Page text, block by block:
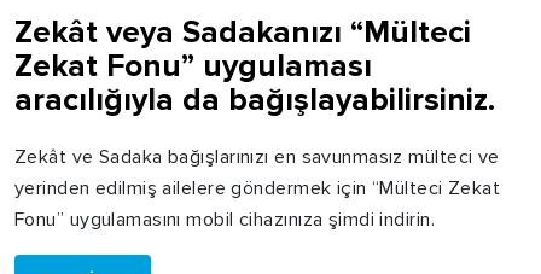
Zekât veya Sadakanızı “Mülteci
Zekat Fonu” uygulaması
aracılığıyla da bağışlayabilirsiniz.
Zekât ve Sadaka bağışlarınızı en savunmasız mülteci ve
yerinden edilmiş ailelere göndermek için “Mülteci Zekat
Fonu” uygulamasını mobil cihazınıza şimdi indirin.